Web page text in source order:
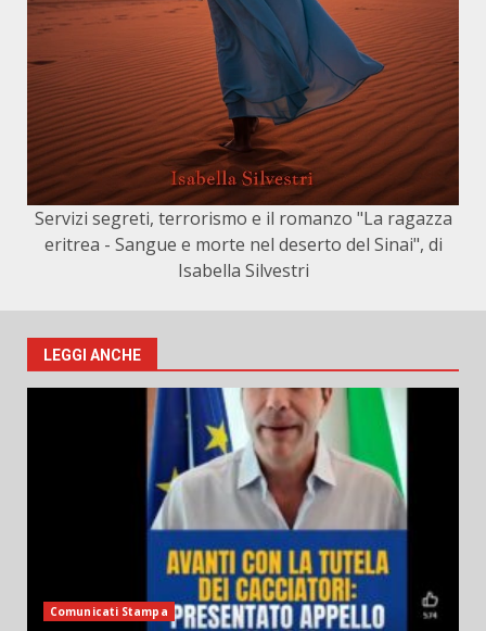
Servizi segreti, terrorismo e il romanzo "La ragazza
eritrea - Sangue e morte nel deserto del Sinai", di
Isabella Silvestri
LEGGI ANCHE
Comunicati Stampa